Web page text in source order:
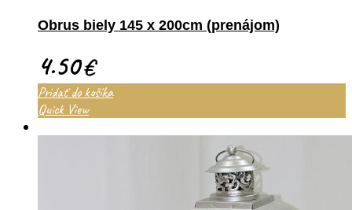
Obrus biely 145 x 200cm (prenájom)
4.50€
Pridať do košíka
Quick View